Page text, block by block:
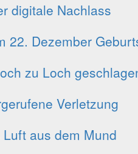
digitale Nachlass
22. Dezember
zu Loch
Verletzung
aus dem Mund